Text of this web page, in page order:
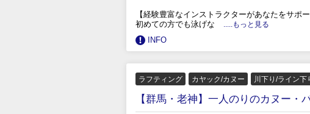
【経験豊富なインストラクターがあなたをサポー
初めての方でも泳げな
.....もっと見る
INFO
ラフティング カヤック/カヌー 川下り/ライン下
【群馬・老神】一人のりのカヌー・